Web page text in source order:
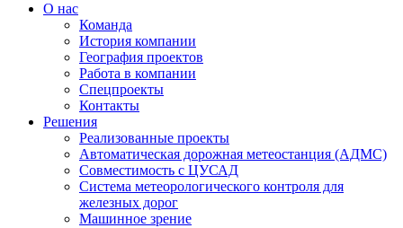
О нас
Команда
История компании
География проектов
Работа в компании
Спецпроекты
Контакты
Решения
Реализованные проекты
Автоматическая дорожная метеостанция (АДМС)
Совместимость с ЦУСАД
Система метеорологического контроля для
железных дорог
Машинное зрение